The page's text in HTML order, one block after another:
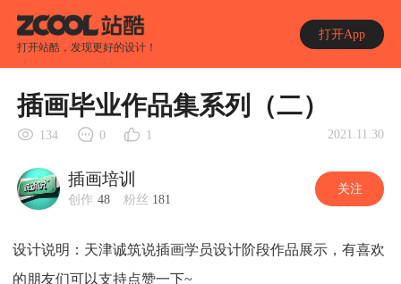
打开站酷，发现更好的设计！
打开App
插画毕业作品集系列（二）
134 0 1 2021.11.30
插画培训
创作 48 粉丝 181
关注
设计说明：天津诚筑说插画学员设计阶段作品展示，有喜欢
的朋友们可以支持点赞一下~